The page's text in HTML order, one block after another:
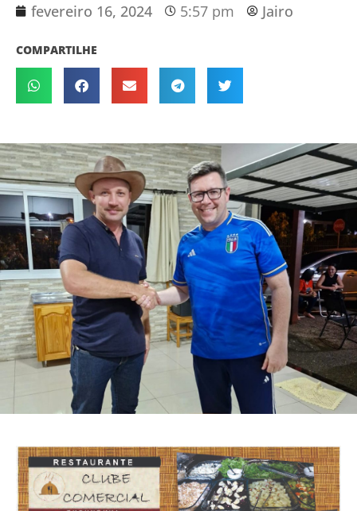
fevereiro 16, 2024 5:57 pm Jairo
COMPARTILHE